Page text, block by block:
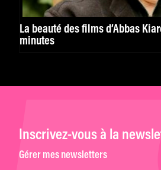
La beauté des films d’Abbas
minutes
Inscrivez-vous à la
Gérer mes newsletters